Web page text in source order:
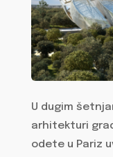
U dugim
arhitekturi
odete u Pariz